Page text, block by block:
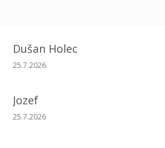
Dušan Holec
Hodnotenie obchodu je 5 z 5
25.7.2026
Jozef
Hodnotenie obchodu je 5 z 5
25.7.2026